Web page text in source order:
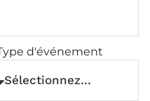
d'événement